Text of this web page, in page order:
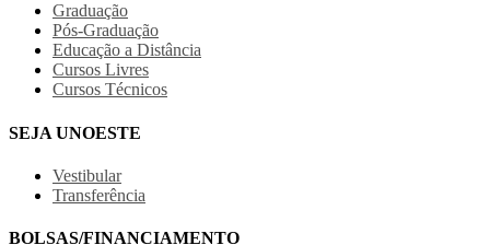
Graduação
Pós-Graduação
Educação a Distância
Cursos Livres
Cursos Técnicos
SEJA UNOESTE
Vestibular
Transferência
BOLSAS/FINANCIAMENTO